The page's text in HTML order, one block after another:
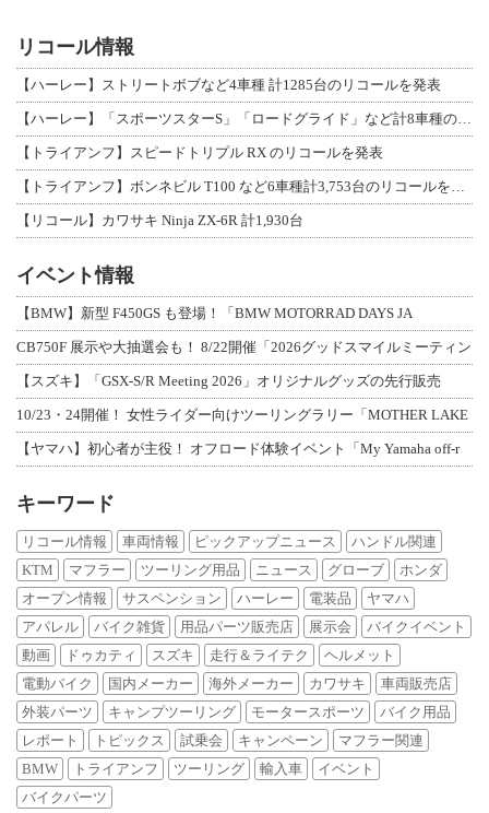
リコール情報
【ハーレー】ストリートボブなど4車種 計1285台のリコールを発表
【ハーレー】「スポーツスターS」「ロードグライド」など計8車種のリコールを発表
【トライアンフ】スピードトリプル RX のリコールを発表
【トライアンフ】ボンネビル T100 など6車種計3,753台のリコールを発表
【リコール】カワサキ Ninja ZX-6R 計1,930台
イベント情報
【BMW】新型 F450GS も登場！「BMW MOTORRAD DAYS JA
CB750F 展示や大抽選会も！ 8/22開催「2026グッドスマイルミーティン
【スズキ】「GSX-S/R Meeting 2026」オリジナルグッズの先行販売
10/23・24開催！ 女性ライダー向けツーリングラリー「MOTHER LAKE
【ヤマハ】初心者が主役！ オフロード体験イベント「My Yamaha off-r
キーワード
リコール情報 車両情報 ピックアップニュース
ハンドル関連
KTM
マフラー ツーリング用品 ニュース グローブ
ホンダ
オープン情報
サスペンション ハーレー 電装品
ヤマハ
アパレル
バイク雑貨 用品パーツ販売店 展示会
バイクイベント
動画
ドゥカティ スズキ 走行＆ライテク
ヘルメット
電動バイク
国内メーカー 海外メーカー カワサキ
車両販売店
外装パーツ
キャンプツーリング モータースポーツ
バイク用品
レポート
トピックス 試乗会 キャンペーン
マフラー関連
BMW
トライアンフ ツーリング 輸入車
イベント
バイクパーツ